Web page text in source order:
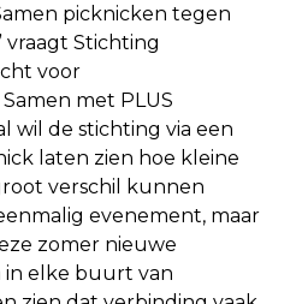
picknicken tegen
vraagt Stichting
voor
met PLUS
wil de stichting via een
laten zien hoe kleine
verschil kunnen
evenement, maar
zomer nieuwe
elke buurt van